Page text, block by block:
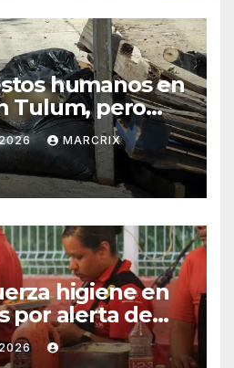
humanos en
Tulum, pero
de pollo
2026 MARCRIX
higiene en
por alerta de
2026